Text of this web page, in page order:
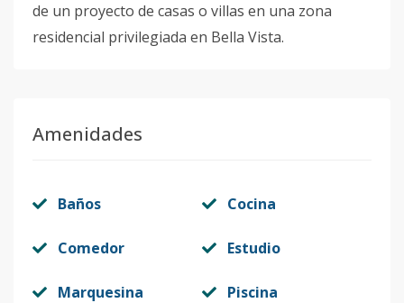
de un proyecto de casas o villas en una zona
residencial privilegiada en Bella Vista.
Amenidades
Baños Cocina
Comedor Estudio
Marquesina Piscina